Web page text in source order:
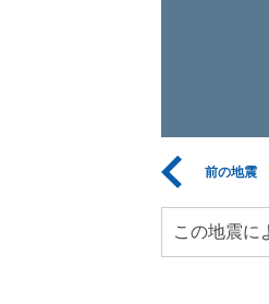
前の地震
この地震に